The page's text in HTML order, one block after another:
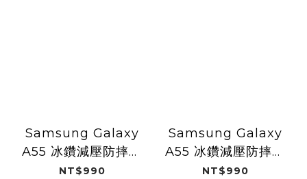
Samsung Galaxy
A55 冰鑽減壓防摔保
護殼/彩鈦
NT$990
Samsung Galaxy
A55 冰鑽減壓防摔保
護殼 / 黑鑽
NT$990